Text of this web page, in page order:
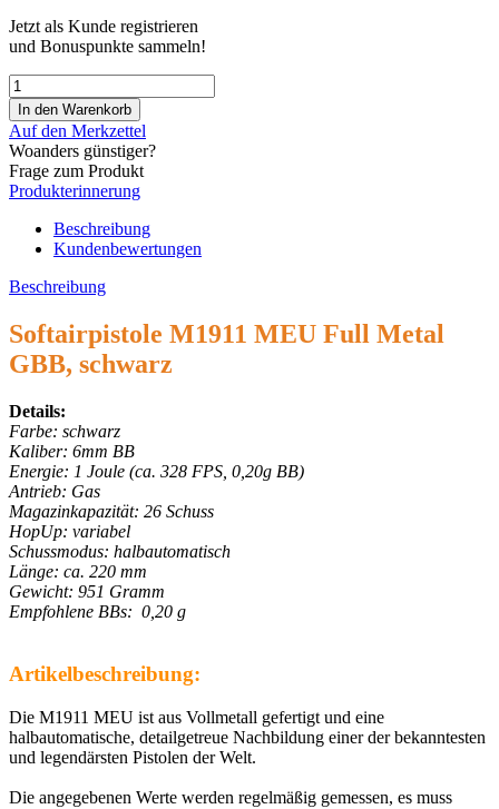
Jetzt als Kunde registrieren
und Bonuspunkte sammeln!
Auf den Merkzettel
Woanders günstiger?
Frage zum Produkt
Produkterinnerung
Beschreibung
Kundenbewertungen
Beschreibung
Softairpistole M1911 MEU Full Metal
GBB, schwarz
Details:
Farbe: schwarz
Kaliber: 6mm BB
Energie: 1 Joule (ca. 328 FPS, 0,20g BB)
Antrieb: Gas
Magazinkapazität: 26 Schuss
HopUp: variabel
Schussmodus: halbautomatisch
Länge: ca. 220 mm
Gewicht: 951 Gramm
Empfohlene BBs: 0,20 g
Artikelbeschreibung:
Die M1911 MEU ist aus Vollmetall gefertigt und eine
halbautomatische, detailgetreue Nachbildung einer der bekanntesten
und legendärsten Pistolen der Welt.
Die angegebenen Werte werden regelmäßig gemessen, es muss